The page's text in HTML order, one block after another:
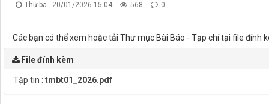
Thứ ba - 20/01/2026 15:04 568 0
Các bạn có thể xem hoặc tải Thư mục Bài Báo - Tạp chí tại file đính
File đính kèm
Tập tin : tmbt01_2026.pdf